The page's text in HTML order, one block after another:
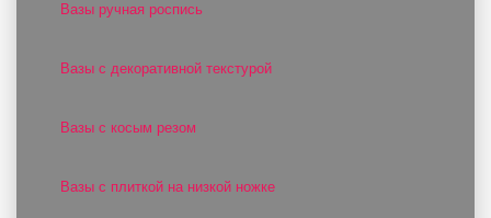
Вазы ручная роспись
Вазы с декоративной текстурой
Вазы с косым резом
Вазы с плиткой на низкой ножке